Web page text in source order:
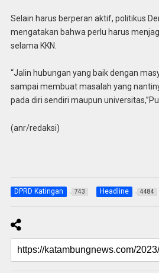
Selain harus berperan aktif, politikus
mengatakan bahwa perlu harus
selama KKN.
“Jalin hubungan yang baik dengan
sampai membuat masalah yang
pada diri sendiri maupun
(anr/redaksi)
DPRD Katingan 743 Headline 4484